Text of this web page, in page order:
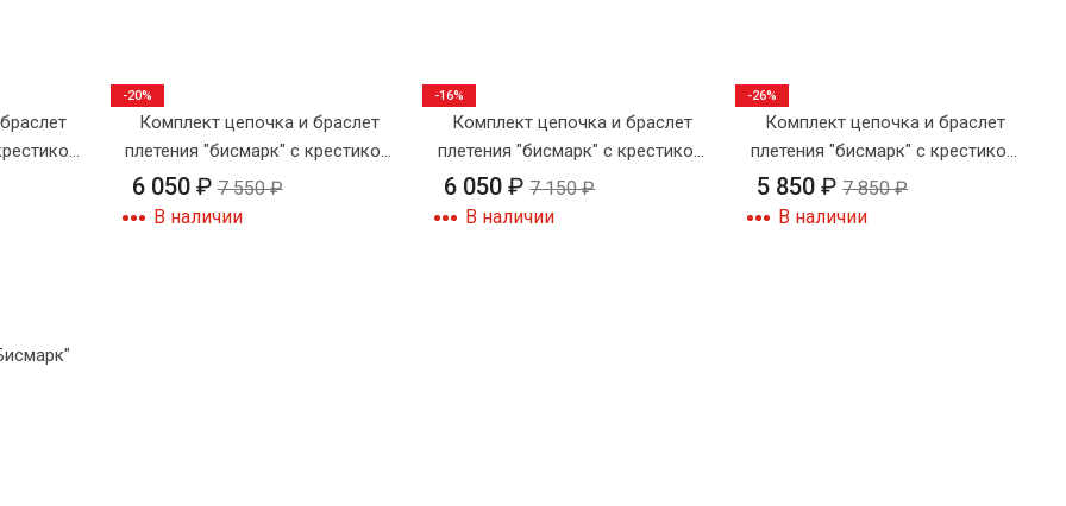
Комплект цепочка и браслет
плетения "бисмарк" с крестиком
№3
6 050 ₽ 7 550₽
В наличии
-20%
Комплект цепочка и браслет
плетения "бисмарк" с крестиком
№4-3
6 050₽ 7 150₽
В наличии
-16%
Комплект цепочка и браслет
плетения "бисмарк" с крестиком
№2
5 850₽ 7 850₽
В наличии
-26%